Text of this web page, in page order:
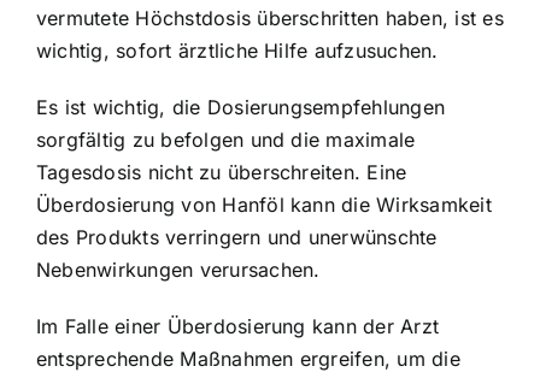
vermutete Höchstdosis überschritten haben, ist es
wichtig, sofort ärztliche Hilfe aufzusuchen.
Es ist wichtig, die Dosierungsempfehlungen
sorgfältig zu befolgen und die maximale
Tagesdosis nicht zu überschreiten. Eine
Überdosierung von Hanföl kann die Wirksamkeit
des Produkts verringern und unerwünschte
Nebenwirkungen verursachen.
Im Falle einer Überdosierung kann der Arzt
entsprechende Maßnahmen ergreifen, um die